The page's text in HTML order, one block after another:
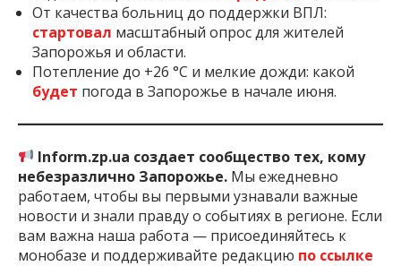
От качества больниц до поддержки ВПЛ:
стартовал масштабный опрос для жителей
Запорожья и области.
Потепление до +26 °C и мелкие дожди: какой
будет погода в Запорожье в начале июня.
Inform.zp.ua создает сообщество тех, кому
небезразлично Запорожье. Мы ежедневно
работаем, чтобы вы первыми узнавали важные
новости и знали правду о событиях в регионе. Если
вам важна наша работа — присоединяйтесь к
монобазе и поддерживайте редакцию по ссылке